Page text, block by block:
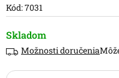
Kód:7031
Skladom
Možnosti doručenia
produktu
je
0,0
z
5